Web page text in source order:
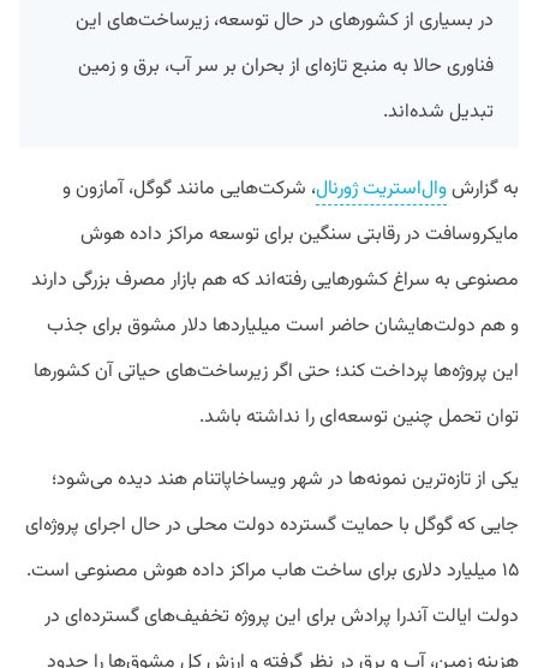
در بسیاری از کشورهای در حال توسعه، زیرساخت‌های این
فناوری حالا به منبع تازه‌ای از بحران بر سر آب، برق و زمین
تبدیل شده‌اند.
به گزارشوال‌استریت ژورنال، شرکت‌هایی مانند گوگل، آمازون و
مایکروسافت در رقابتی سنگین برای توسعه مراکز داده هوش
مصنوعی به سراغ کشورهایی رفته‌اند که هم بازار مصرف بزرگی دارند
و هم دولت‌هایشان حاضر است میلیاردها دلار مشوق برای جذب
این پروژه‌ها پرداخت کند؛ حتی اگر زیرساخت‌های حیاتی آن کشورها
توان تحمل چنین توسعه‌ای را نداشته باشد.
یکی از تازه‌ترین نمونه‌ها در شهر ویساخاپاتنام هند دیده می‌شود؛
جایی که گوگل با حمایت گسترده دولت محلی در حال اجرای پروژه‌ای
۱۵ میلیارد دلاری برای ساخت هاب مراکز داده هوش مصنوعی است.
دولت ایالت آندرا پرادش برای این پروژه تخفیف‌های گسترده‌ای در